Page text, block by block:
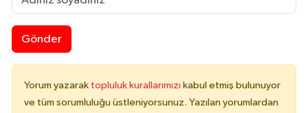
Gönder
Yorum yazarak topluluk kurallarımızı kabul etmiş bulunuyor
ve tüm sorumluluğu üstleniyorsunuz. Yazılan yorumlardan